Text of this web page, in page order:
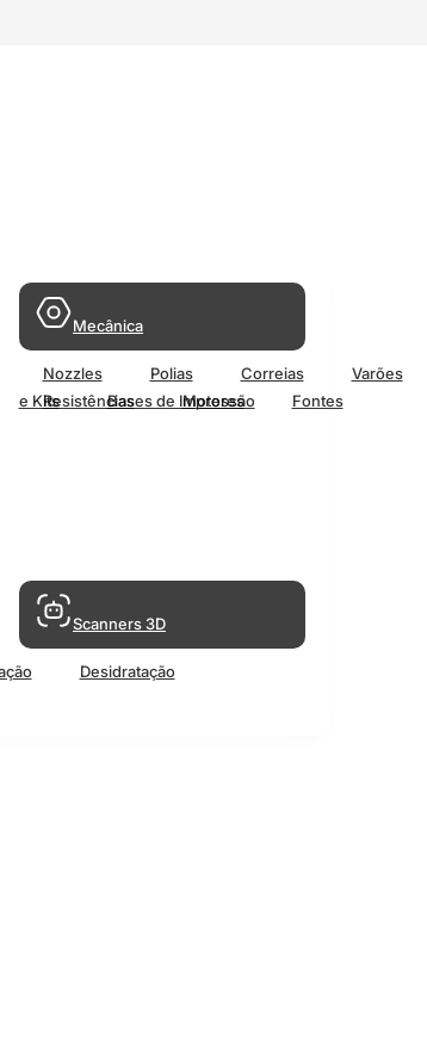
Resistências Motores
Fontes
Mecânica
Nozzles Polias Correias
Varões
e Kits
Bases de Impressão
Desidratação
Scanners 3D